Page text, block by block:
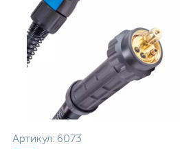
Артикул: 6073